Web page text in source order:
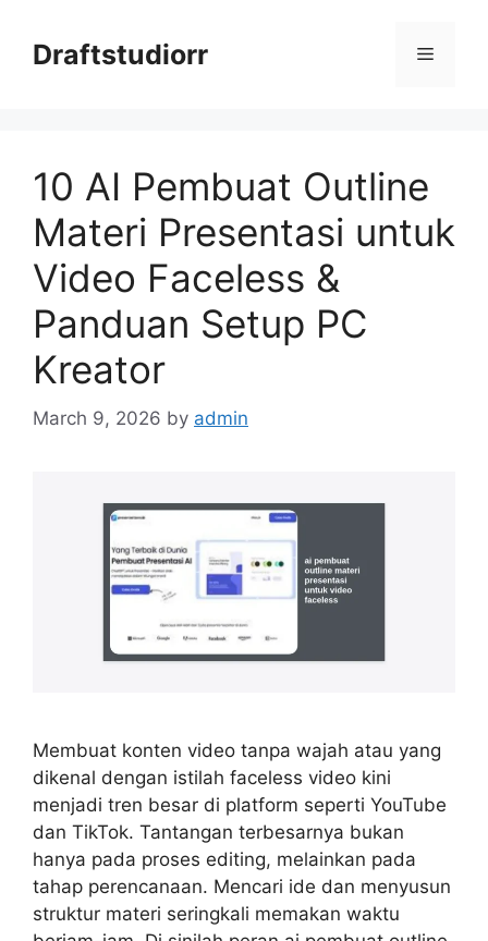
contentDraftstudiorr Menu
10 AI Pembuat Outline
Materi Presentasi untuk
Video Faceless &
Panduan Setup PC
Kreator
March 9, 2026 by admin
Membuat konten video tanpa wajah atau yang
dikenal dengan istilah faceless video kini
menjadi tren besar di platform seperti YouTube
dan TikTok. Tantangan terbesarnya bukan
hanya pada proses editing, melainkan pada
tahap perencanaan. Mencari ide dan menyusun
struktur materi seringkali memakan waktu